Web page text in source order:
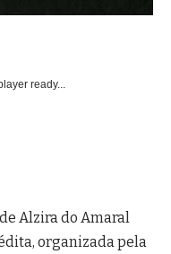
ready...
Alzira do Amaral
organizada pela